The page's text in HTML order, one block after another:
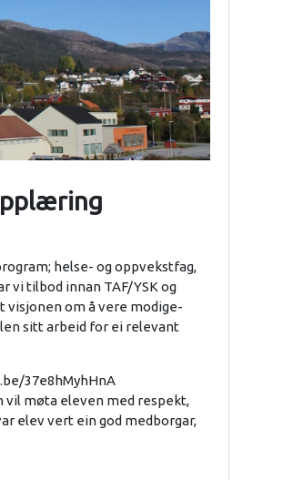
helse- og oppvekstfag,
vi tilbod innan TAF/YSK og
visjonen om å vere modige-
sitt arbeid for ei relevant
37e8hMyhHnA
vil møta eleven med respekt,
elev vert ein god medborgar,